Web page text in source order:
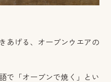
あげる、オーブンウエアの
で「オーブンで焼く」とい